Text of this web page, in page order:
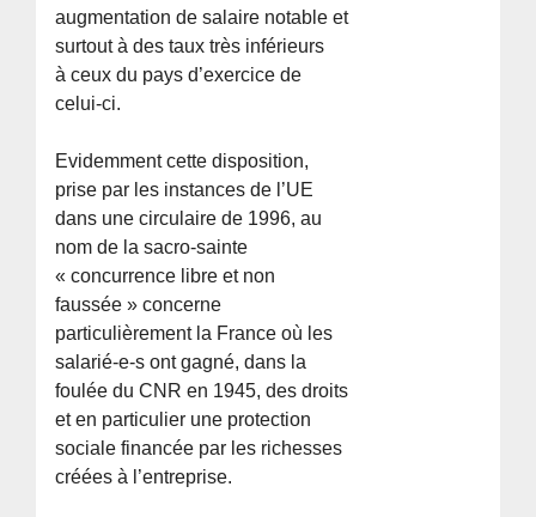
augmentation de salaire notable et
surtout à des taux très inférieurs
à ceux du pays d’exercice de
celui-ci.
Evidemment cette disposition,
prise par les instances de l’UE
dans une circulaire de 1996, au
nom de la sacro-sainte
« concurrence libre et non
faussée » concerne
particulièrement la France où les
salarié-e-s ont gagné, dans la
foulée du CNR en 1945, des droits
et en particulier une protection
sociale financée par les richesses
créées à l’entreprise.